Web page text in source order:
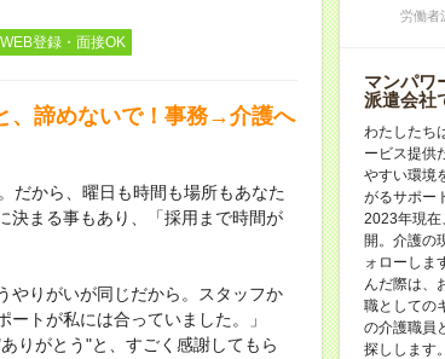
WEB登録・面接OK
、諦めないで！事務→介護へ
だから、曜日も時間も場所もあなた
決まる事もあり、「採用まで時間が
やりがいが同じだから。スタッフか
トが私には合っていました。」
りがとう"と、すごく感謝してもら
労働者
マンパワ
派遣会社
わたしたち
ービス提供
やすい環境
がるサポー
2023年現在
開。介護の
ォローしま
んだ際は、
職としての
の介護職員
探しします。